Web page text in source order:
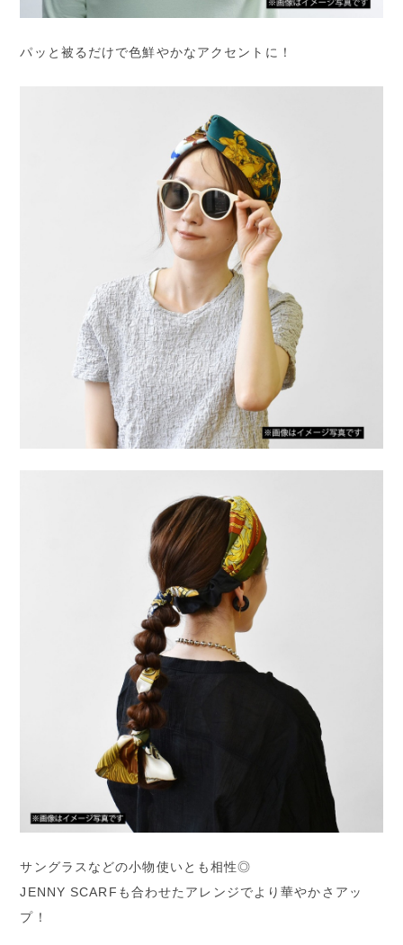
パッと被るだけで色鮮やかなアクセントに！
サングラスなどの小物使いとも相性◎
JENNY SCARFも合わせたアレンジでより華やかさアッ
プ！